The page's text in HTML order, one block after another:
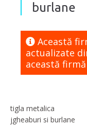
burlane
Această
actualizate
această firmă
tigla metalica
jgheaburi si burlane